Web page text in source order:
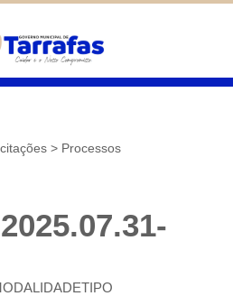
> Processos
TIPO
por outras
controle sobre as
site utilizamos
pode obter mais